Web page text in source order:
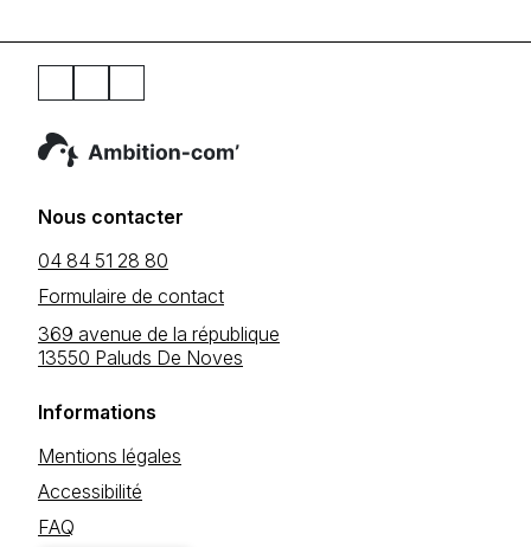
Nous contacter
04 84 51 28 80
Formulaire de contact
369 avenue de la république
13550 Paluds De Noves
Informations
Mentions légales
Accessibilité
FAQ